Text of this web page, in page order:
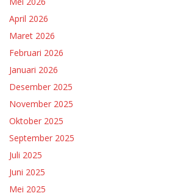
April 2026
Maret 2026
Februari 2026
Januari 2026
Desember 2025
November 2025
Oktober 2025
September 2025
Juli 2025
Juni 2025
Mei 2025